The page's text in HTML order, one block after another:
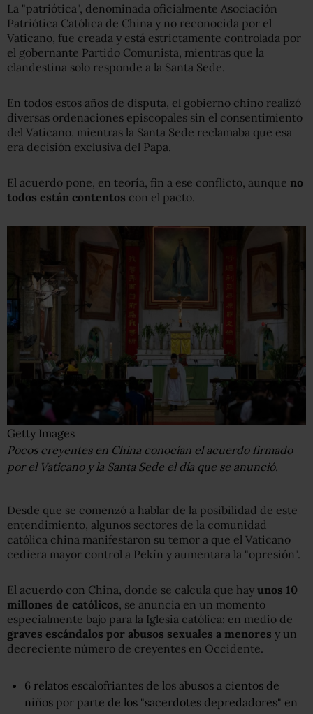
La "patriótica", denominada oficialmente Asociación
Patriótica Católica de China y no reconocida por el
Vaticano, fue creada y está estrictamente controlada por
el gobernante Partido Comunista, mientras que la
clandestina solo responde a la Santa Sede.
En todos estos años de disputa, el gobierno chino realizó
diversas ordenaciones episcopales sin el consentimiento
del Vaticano, mientras la Santa Sede reclamaba que esa
era decisión exclusiva del Papa.
El acuerdo pone, en teoría, fin a ese conflicto, aunque no
todos están contentos con el pacto.
Getty Images
Pocos creyentes en China conocían el acuerdo firmado
por el Vaticano y la Santa Sede el día que se anunció.
Desde que se comenzó a hablar de la posibilidad de este
entendimiento, algunos sectores de la comunidad
católica china manifestaron su temor a que el Vaticano
cediera mayor control a Pekín y aumentara la "opresión".
El acuerdo con China, donde se calcula que hay unos 10
millones de católicos , se anuncia en un momento
especialmente bajo para la Iglesia católica: en medio de
graves escándalos por abusos sexuales a menores y un
decreciente número de creyentes en Occidente.
6 relatos escalofriantes de los abusos a cientos de
niños por parte de los "sacerdotes depredadores" en